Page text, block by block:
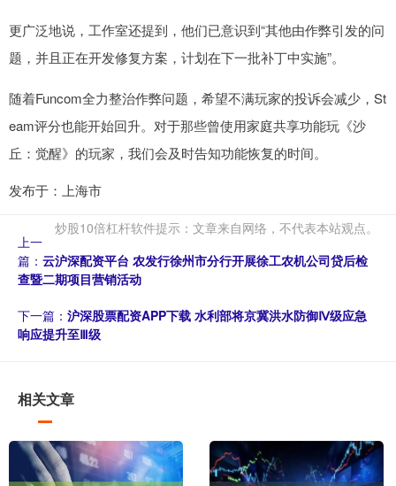
更广泛地说，工作室还提到，他们已意识到“其他由作弊引发的问
题，并且正在开发修复方案，计划在下一批补丁中实施”。
随着Funcom全力整治作弊问题，希望不满玩家的投诉会减少，St
eam评分也能开始回升。对于那些曾使用家庭共享功能玩《沙
丘：觉醒》的玩家，我们会及时告知功能恢复的时间。
发布于：上海市
炒股10倍杠杆软件提示：文章来自网络，不代表本站观点。
上一
篇： 云沪深配资平台 农发行徐州市分行开展徐工农机公司贷后检
查暨二期项目营销活动
下一篇： 沪深股票配资APP下载 水利部将京冀洪水防御Ⅳ级应急
响应提升至Ⅲ级
相关文章